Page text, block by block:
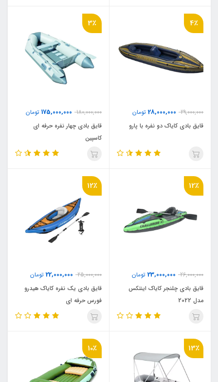
4٪
29,000,000
28,000,000 تومان
قایق بادی کایاک دو نفره با پارو
3٪
180,000,000
175,000,000 تومان
قایق بادی چهار نفره حرفه ای
کاسپین
12٪
26,000,000
23,000,000 تومان
قایق بادی چلنجر کایاک اینتکس
مدل 2022
12٪
25,000,000
22,000,000 تومان
قایق بادی یک نفره کایاک هیدرو
فورس حرفه ای
13٪ 10٪